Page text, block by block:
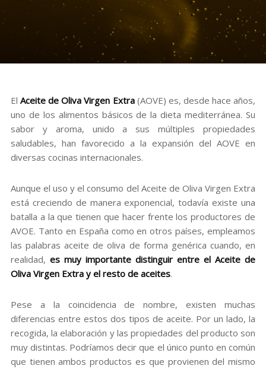
ElAceite de Oliva Virgen Extra(AOVE) es, desde hace años,
uno de los alimentos básicos de la dieta mediterránea. Su
sabor y aroma, unido a sus múltiples propiedades
saludables, han favorecido a la expansión del AOVE en
diversas cocinas internacionales.
Aunque el uso y el consumo del Aceite de Oliva Virgen Extra
está creciendo de manera exponencial, todavía existe una
batalla a la que tienen que hacer frente los productores de
AVOE. Tanto en España como en otros países, empleamos
las palabras aceite de oliva de forma genérica cuando, en
realidad, es muy importante distinguir entre el Aceite de
Oliva Virgen Extra y el resto de aceites.
Pese a la coincidencia de nombre, existen muchas
diferencias entre estos dos tipos de aceite. Por un lado, la
recogida, la elaboración y las propiedades del producto son
muy distintas. Podríamos decir que el único punto en común
que tienen ambos productos es que provienen del mismo